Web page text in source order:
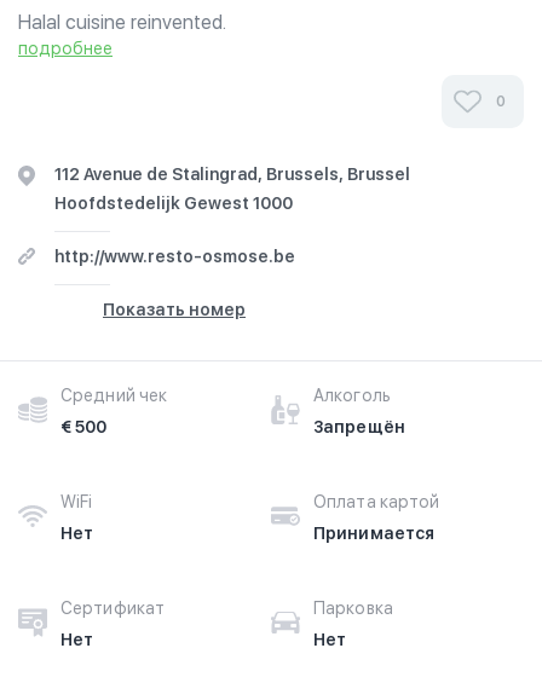
Halal cuisine reinvented.
подробнее
0
112 Avenue de Stalingrad, Brussels, Brussel
Hoofdstedelijk Gewest 1000
http://www.resto-osmose.be
Показать номер
Средний чек
€ 500
Алкоголь
Запрещён
WiFi
Нет
Оплата картой
Принимается
Сертификат
Нет
Парковка
Нет